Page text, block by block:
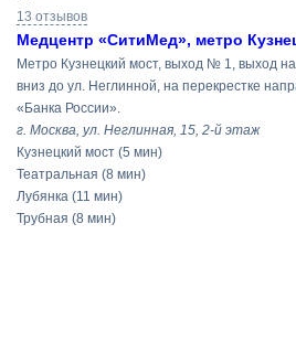
13 отзывов
Медцентр «СитиМед», метро
Метро Кузнецкий мост, выход № 1, выход
вниз до ул. Неглинной, на перекрестке
«Банка России».
г. Москва, ул. Неглинная, 15, 2-й этаж
Кузнецкий мост (5 мин)
Театральная (8 мин)
Лубянка (11 мин)
Трубная (8 мин)